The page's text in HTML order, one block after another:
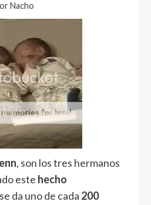
Nacho
, son los tres hermanos
este hecho
da uno de cada 200